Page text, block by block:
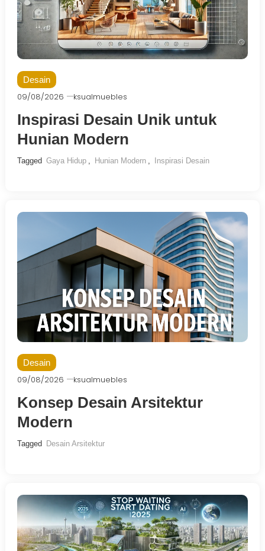
Desain
09/08/2026 ksualmuebles
Inspirasi Desain Unik untuk
Hunian Modern
Tagged Gaya Hidup , Hunian Modern , Inspirasi Desain
Desain
09/08/2026 ksualmuebles
Konsep Desain Arsitektur
Modern
Tagged Desain Arsitektur